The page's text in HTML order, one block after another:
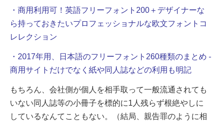
・商用利用可！英語フリーフォント200＋デザイナーな
ら持っておきたいプロフェッショナルな欧文フォントコ
レレクション
・2017年用、日本語のフリーフォント260種類のまとめ -
商用サイトだけでなく紙や同人誌などの利用も明記
もちろん、会社側が個人を相手取って一般流通されても
いない同人誌等の小冊子を標的に1人残らず根絶やしに
しているなんてこともない。
（結局、親告罪のように相